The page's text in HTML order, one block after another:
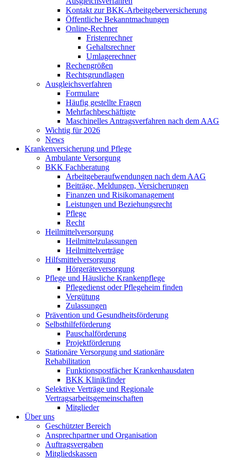
Kontakt zur BKK-Arbeitgeberversicherung
Öffentliche Bekanntmachungen
Online-Rechner
Fristenrechner
Gehaltsrechner
Umlagerechner
Rechengrößen
Rechtsgrundlagen
Ausgleichsverfahren
Formulare
Häufig gestellte Fragen
Mehrfachbeschäftigte
Maschinelles Antragsverfahren nach dem AAG
Wichtig für 2026
News
Krankenversicherung und Pflege
Ambulante Versorgung
BKK Fachberatung
Arbeitgeberaufwendungen nach dem AAG
Beiträge, Meldungen, Versicherungen
Finanzen und Risikomanagement
Leistungen und Beziehungsrecht
Pflege
Recht
Heilmittelversorgung
Heilmittelzulassungen
Heilmittelverträge
Hilfsmittelversorgung
Hörgeräteversorgung
Pflege und Häusliche Krankenpflege
Pflegedienst oder Pflegeheim finden
Vergütung
Zulassungen
Prävention und Gesundheitsförderung
Selbsthilfeförderung
Pauschalförderung
Projektförderung
Stationäre Versorgung und stationäre
Rehabilitation
Funktionspostfächer Krankenhausdaten
BKK Klinikfinder
Selektive Verträge und Regionale
Vertragsarbeitsgemeinschaften
Mitglieder
Über uns
Geschützter Bereich
Ansprechpartner und Organisation
Auftragsvergaben
Mitgliedskassen